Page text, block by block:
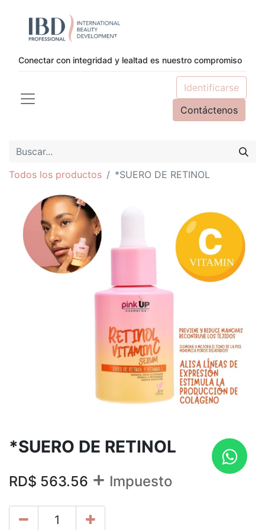
Conectar con integridad y lealtad es nuestro compromiso
Identificarse
Contáctenos
Todos los productos *SUERO DE RETINOL
*SUERO DE RETINOL
RD$ 563.56 + Impuesto